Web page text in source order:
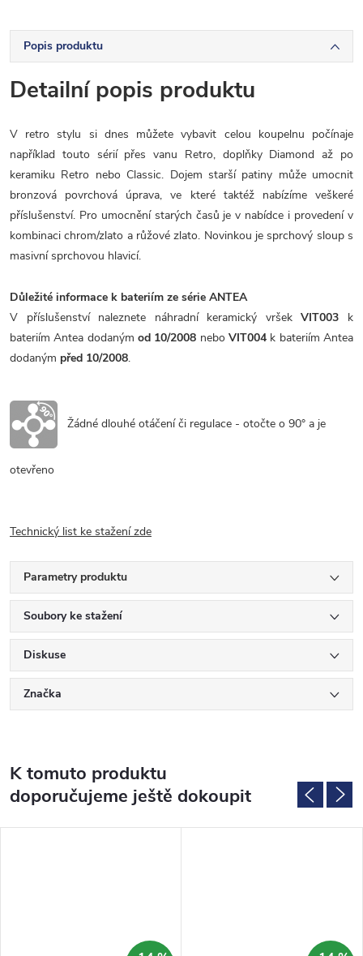
Popis produktu
Detailní popis produktu
V retro stylu si dnes můžete vybavit celou koupelnu počínaje
například touto sérií přes vanu Retro, doplňky Diamond až po
keramiku Retro nebo Classic. Dojem starší patiny může umocnit
bronzová povrchová úprava, ve které taktéž nabízíme veškeré
příslušenství. Pro umocnění starých časů je v nabídce i provedení v
kombinaci chrom/zlato a růžové zlato. Novinkou je sprchový sloup s
masivní sprchovou hlavicí.
Důležité informace k bateriím ze série ANTEA
V příslušenství naleznete náhradní keramický vršekVIT003 k
bateriím Antea dodaným od 10/2008 neboVIT004 k bateriím Antea
dodaným před 10/2008.
Žádné dlouhé otáčení či regulace - otočte o 90° a je
otevřeno
Technický list ke stažení zde
Parametry produktu
Soubory ke stažení
Diskuse
Značka
K tomuto produktu
doporučujeme ještě dokoupit